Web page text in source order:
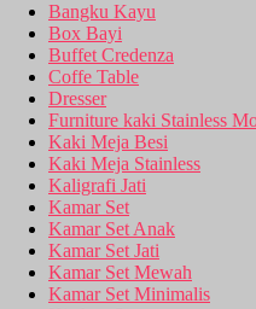
Bangku Kayu
Box Bayi
Buffet Credenza
Coffe Table
Dresser
Furniture kaki Stainless
Kaki Meja Besi
Kaki Meja Stainless
Kaligrafi Jati
Kamar Set
Kamar Set Anak
Kamar Set Jati
Kamar Set Mewah
Kamar Set Minimalis